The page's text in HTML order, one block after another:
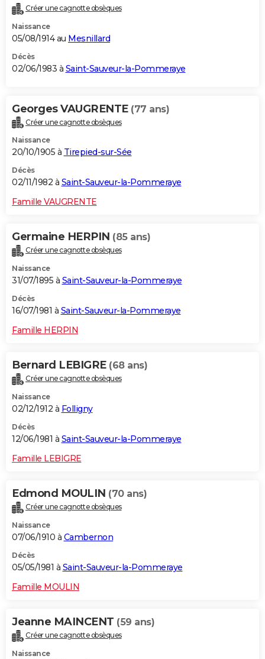
Créer une cagnotte obsèques
Naissance
05/08/1914 au Mesnillard
Décès
02/06/1983 à Saint-Sauveur-la-Pommeraye
Georges VAUGRENTE (77 ans)
Créer une cagnotte obsèques
Naissance
20/10/1905 à Tirepied-sur-Sée
Décès
02/11/1982 à Saint-Sauveur-la-Pommeraye
Famille VAUGRENTE
Germaine HERPIN (85 ans)
Créer une cagnotte obsèques
Naissance
31/07/1895 à Saint-Sauveur-la-Pommeraye
Décès
16/07/1981 à Saint-Sauveur-la-Pommeraye
Famille HERPIN
Bernard LEBIGRE (68 ans)
Créer une cagnotte obsèques
Naissance
02/12/1912 à Folligny
Décès
12/06/1981 à Saint-Sauveur-la-Pommeraye
Famille LEBIGRE
Edmond MOULIN (70 ans)
Créer une cagnotte obsèques
Naissance
07/06/1910 à Cambernon
Décès
05/05/1981 à Saint-Sauveur-la-Pommeraye
Famille MOULIN
Jeanne MAINCENT (59 ans)
Créer une cagnotte obsèques
Naissance